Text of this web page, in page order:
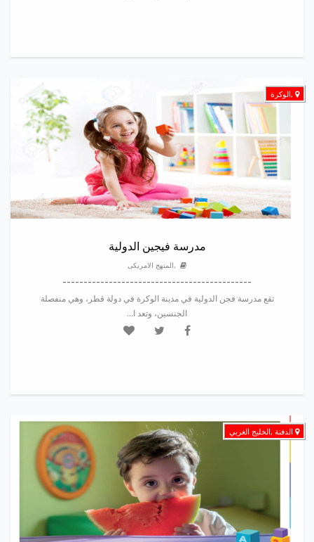
,الوكرة
مدرسة فيجين الدولية
,المنهج الامريكى
---------------------------------------------
تقع مدرسة فجن الدولية في مدينة الوكرة في دولة قطر، وهي منفصلة
الجنسين، وتعد ا...
الدفنة ,الخليج الغربي